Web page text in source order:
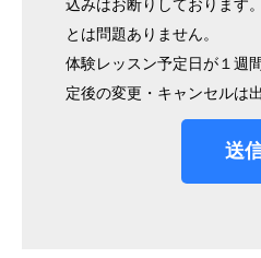
込みはお断りしております
とは問題ありません。
体験レッスン予定日が１週
定後の変更・キャンセルは
送